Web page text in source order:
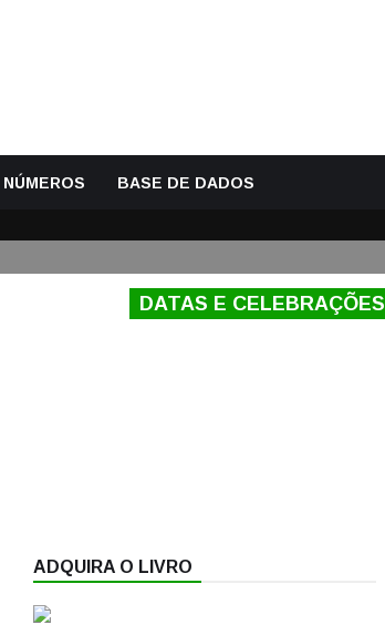
NÚMEROS BASE DE DADOS
DATAS E CELEBRAÇÕES
ADQUIRA O LIVRO